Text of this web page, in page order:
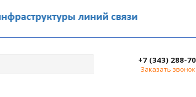
+7 (343) 288-
Заказать звонок